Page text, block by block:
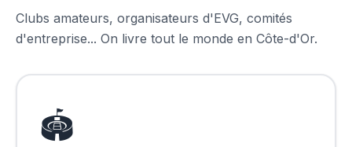
Clubs amateurs, organisateurs d'EVG, comités
d'entreprise... On livre tout le monde en Côte-d'Or.
🏟️